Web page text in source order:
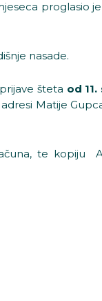
proglasio
nasade.
šteta od
Matije
te kopiju